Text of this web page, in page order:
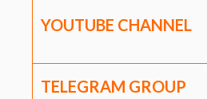
YOUTUBE CHANNEL
TELEGRAM GROUP